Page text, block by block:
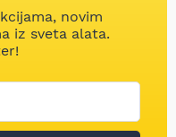
novim
iz sveta alata.